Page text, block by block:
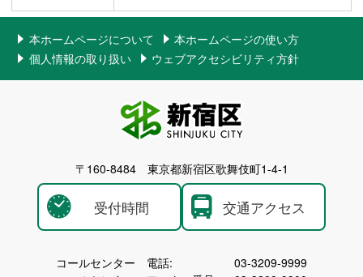
本ホームページについて
本ホームページの使い方
個人情報の取り扱い
ウェブアクセシビリティ方針
〒160-8484 東京都新宿区歌舞伎町1-4-1
受付時間 交通アクセス
コールセンター 電話:
03-3209-9999